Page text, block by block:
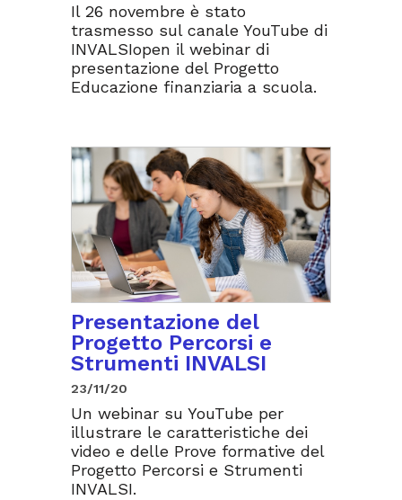
Il 26 novembre è stato
trasmesso sul canale YouTube di
INVALSIopen il webinar di
presentazione del Progetto
Educazione finanziaria a scuola.
Presentazione del
Progetto Percorsi e
Strumenti INVALSI
23/11/20
Un webinar su YouTube per
illustrare le caratteristiche dei
video e delle Prove formative del
Progetto Percorsi e Strumenti
INVALSI.